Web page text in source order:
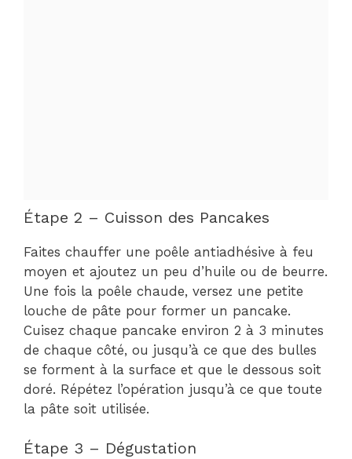
Étape 2 – Cuisson des Pancakes
Faites chauffer une poêle antiadhésive à feu
moyen et ajoutez un peu d’huile ou de beurre.
Une fois la poêle chaude, versez une petite
louche de pâte pour former un pancake.
Cuisez chaque pancake environ 2 à 3 minutes
de chaque côté, ou jusqu’à ce que des bulles
se forment à la surface et que le dessous soit
doré. Répétez l’opération jusqu’à ce que toute
la pâte soit utilisée.
Étape 3 – Dégustation